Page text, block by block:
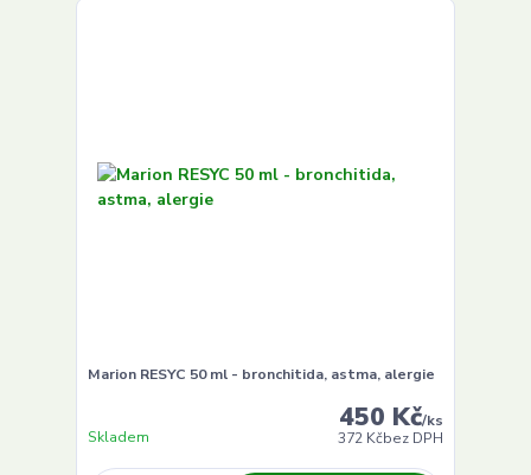
Marion RESYC 50 ml - bronchitida, astma, alergie
450 Kč/ks
372 Kčbez DPH
Skladem